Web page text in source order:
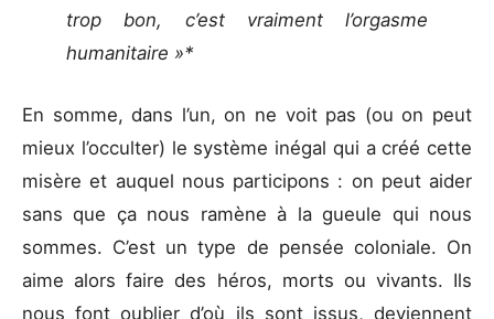
trop bon, c’est vraiment l’orgasme
humanitaire »*
En somme, dans l’un, on ne voit pas (ou on peut
mieux l’occulter) le système inégal qui a créé cette
misère et auquel nous participons : on peut aider
sans que ça nous ramène à la gueule qui nous
sommes. C’est un type de pensée coloniale. On
aime alors faire des héros, morts ou vivants. Ils
nous font oublier d’où ils sont issus, deviennent